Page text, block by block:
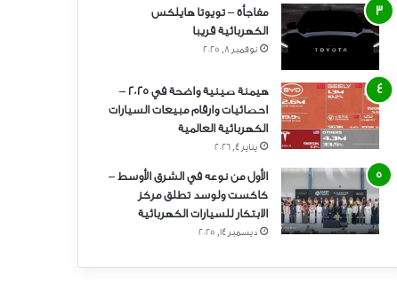
مفاجأة – تويوتا هايلكس
الكهربائية قريبا
نوفمبر 8, 2025
هيمنة صينية واضحة في 2025 –
احصائيات وارقام مبيعات السيارات
الكهربائية العالمية
يناير 4, 2026
الأول من نوعه في الشرق الأوسط –
كاكست ولوسد تطلق مركز
الابتكار للسيارات الكهربائية
ديسمبر 14, 2025